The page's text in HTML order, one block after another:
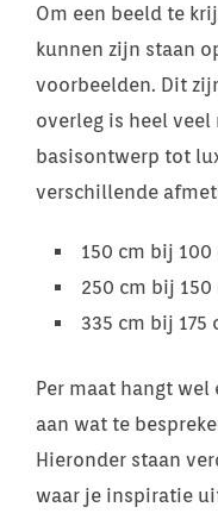
Om een beeld te
kunnen zijn staan
voorbeelden. Dit
overleg is heel veel
basisontwerp tot
verschillende
150 cm bij 100
250 cm bij 150
335 cm bij 175
Per maat hangt
aan wat te
Hieronder staan
waar je inspiratie